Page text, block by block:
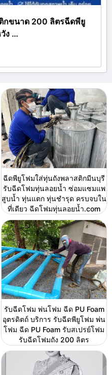
กขนาด 200 ลิตรฉีดพียู
ง …
ฉีดพียูโฟมใส่ทุ่นถังพลาสติกมีนบุรี
รับฉีดโฟมทุ่นลอยน้ำ ซ่อมแซมแพ
สูบน้ำ ทุ่นแตก ทุ่นชำรุด ครบจบใน
ที่เดียว ฉีดโฟมทุ่นลอยน้ำ.com
รับฉีดโฟม พ่นโฟม ฉีด PU Foam
อุตรดิตถ์ บริการ รับฉีดพียูโฟม พ่น
โฟม ฉีด PU Foam รับสเปรย์โฟม
รับฉีดโฟมถัง 200 ลิตร